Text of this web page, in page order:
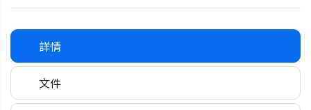
詳情
文件